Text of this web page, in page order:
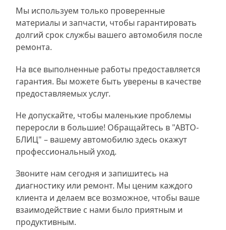
Мы используем только проверенные
материалы и запчасти, чтобы гарантировать
долгий срок службы вашего автомобиля после
ремонта.
На все выполненные работы предоставляется
гарантия. Вы можете быть уверены в качестве
предоставляемых услуг.
Не допускайте, чтобы маленькие проблемы
переросли в большие! Обращайтесь в "АВТО-
БЛИЦ" – вашему автомобилю здесь окажут
профессиональный уход.
Звоните нам сегодня и запишитесь на
диагностику или ремонт. Мы ценим каждого
клиента и делаем все возможное, чтобы ваше
взаимодействие с нами было приятным и
продуктивным.